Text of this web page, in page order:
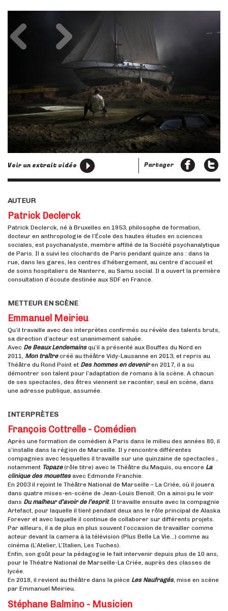
Partager
Voir un extrait vidéo
AUTEUR
Patrick Declerck
Patrick Declerck, né à Bruxelles en 1953, philosophe de formation,
docteur en anthropologie de l’École des hautes études en sciences
sociales, est psychanalyste, membre affilié de la Société psychanalytique
de Paris. Il a suivi les clochards de Paris pendant quinze ans : dans la
rue, dans les gares, les centres d’hébergement, au centre d’accueil et
de soins hospitaliers de Nanterre, au Samu social. Il a ouvert la première
consultation d’écoute destinée aux SDF en France.
METTEUR EN SCÈNE
Emmanuel Meirieu
Qu’il travaille avec des interprètes confirmés ou révèle des talents bruts,
sa direction d’acteur est unanimement saluée.
Avec De Beaux Lendemainsqu’il a présenté aux Bouffes du Nord en
2011, Mon traîtrecréé au théâtre Vidy-Lausanne en 2013, et repris au
Théâtre du Rond Point et Des hommes en deveniren 2017, il a su
démontrer son talent pour l’adaptation de romans à la scène. A chacun
de ses spectacles, des êtres viennent se raconter, seul en scène, dans
une adresse publique, assumée.
INTERPRÈTES
François Cottrelle - Comédien
Après une formation de comédien à Paris dans le milieu des années 80, il
s’installe dans la région de Marseille. Il y rencontre différentes
compagnies avec lesquelles il travaille sur une quinzaine de spectacles ,
notamment Topaze(rôle titre) avec le Théâtre du Maquis, ou encore La
clinique des mouettesavec Edmonde Franchie.
En 2003 il rejoint le Théâtre National de Marseille – La Criée, où il jouera
dans quatre mises-en-scène de Jean-Louis Benoit. On a ainsi pu le voir
dans Du malheur d’avoir de l’esprit. Il travaille ensuite avec la compagnie
Artefact, pour laquelle il tient pendant deux ans le rôle principal de Alaska
Forever et avec laquelle il continue de collaborer sur différents projets.
Par ailleurs, il a de plus en plus souvent l’occasion de travailler comme
acteur devant la camera à la télévision (Plus Belle La Vie…) comme au
cinéma (L’Atelier, L’Italien, Les Tuches).
Enfin, son goût pour la pédagogie le fait intervenir depuis plus de 10 ans,
pour le Théatre National de Marseille-La Criée, auprès des classes de
lycée.
En 2018, il revient au théâtre dans la pièce Les Naufragés, mise en scène
par Emmanuel Meirieu.
Stéphane Balmino - Musicien